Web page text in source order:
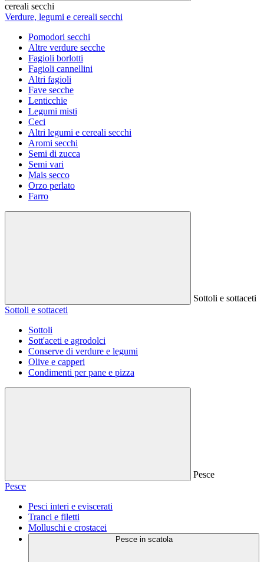
cereali secchi
Verdure, legumi e cereali secchi
Pomodori secchi
Altre verdure secche
Fagioli borlotti
Fagioli cannellini
Altri fagioli
Fave secche
Lenticchie
Legumi misti
Ceci
Altri legumi e cereali secchi
Aromi secchi
Semi di zucca
Semi vari
Mais secco
Orzo perlato
Farro
Sottoli e sottaceti
Sottoli e sottaceti
Sottoli
Sott'aceti e agrodolci
Conserve di verdure e legumi
Olive e capperi
Condimenti per pane e pizza
Pesce
Pesce
Pesci interi e eviscerati
Tranci e filetti
Molluschi e crostacei
Pesce in scatola